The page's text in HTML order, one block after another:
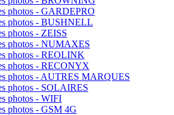
photos - GARDEPRO
photos - BUSHNELL
photos - ZEISS
photos - NUMAXES
photos - REOLINK
photos - RECONYX
photos - AUTRES MARQUES
photos - SOLAIRES
photos - WIFI
photos - GSM 4G